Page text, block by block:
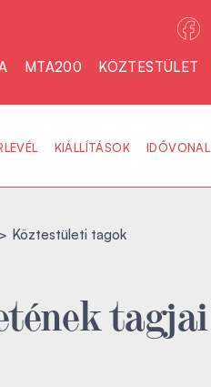
MTA200 KÖZTESTÜLET
KIÁLLÍTÁSOK IDŐVONAL
Köztestületi tagok
tagjai